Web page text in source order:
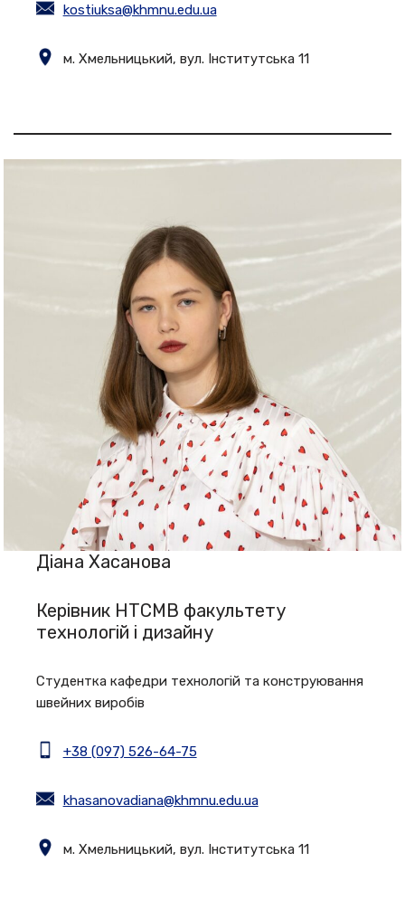
kostiuksa@khmnu.edu.ua
м. Хмельницький, вул. Інститутська 11
Діана Хасанова
Керівник НТСМВ факультету
технологій і дизайну
Студентка кафедри технологій та конструювання
швейних виробів
+38 (097) 526-64-75
khasanovadiana@khmnu.edu.ua
м. Хмельницький, вул. Інститутська 11